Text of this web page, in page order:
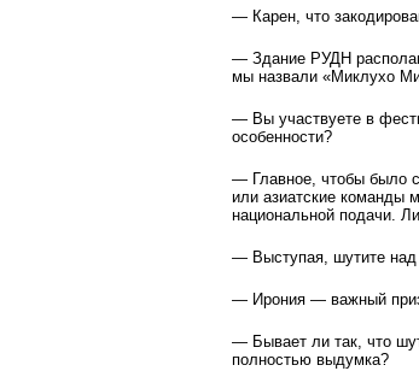
— Карен, что
— Здание РУДН
мы назвали «Миклухо
— Вы участвуете в
особенности?
— Главное, чтобы было
или азиатские команды
национальной подачи.
— Выступая, шутите над
— Ирония — важный
— Бывает ли так, что
полностью выдумка?